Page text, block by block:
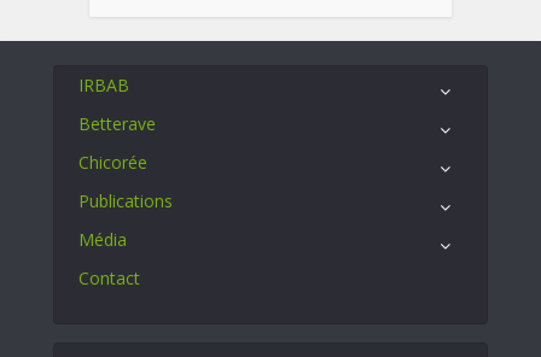
IRBAB
Betterave
Chicorée
Publications
Média
Contact